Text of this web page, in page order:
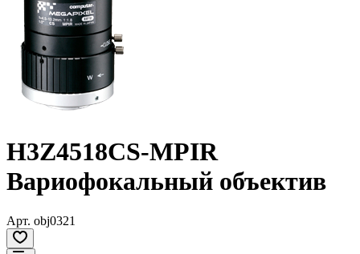
H3Z4518CS-MPIR
Вариофокальный объектив
Арт. obj0321